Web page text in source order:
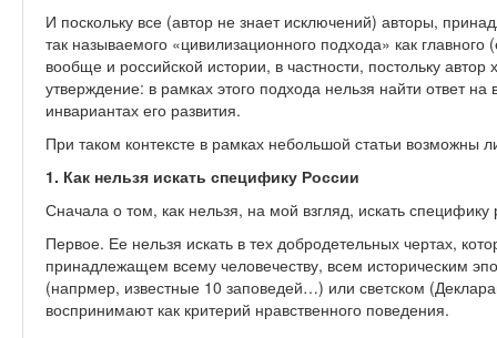
И поскольку все (автор не знает исключений) авторы,
так называемого «цивилизационного подхода» как
вообще и российской истории, в частности, постольку автор
утверждение: в рамках этого подхода нельзя найти ответ
инвариантах его развития.
При таком контексте в рамках небольшой статьи возможны
1. Как нельзя искать специфику России
Сначала о том, как нельзя, на мой взгляд, искать специфику
Первое. Ее нельзя искать в тех добродетельных чертах,
принадлежащем всему человечеству, всем историческим
(напрмер, известные 10 заповедей…) или светском
воспринимают как критерий нравственного поведения.